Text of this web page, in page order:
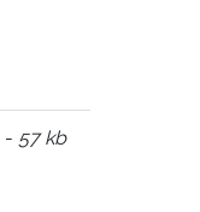
- 57 kb